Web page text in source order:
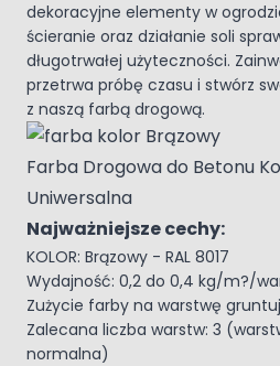
dekoracyjne elementy w
ścieranie oraz działanie soli
długotrwałej użyteczności.
przetrwa próbę czasu i stwórz
z naszą farbą drogową.
Farba Drogowa do Betonu
Uniwersalna
Najważniejsze cechy:
KOLOR: Brązowy - RAL 8017
Wydajność: 0,2 do 0,4 kg/m?/
Zużycie farby na warstwę
Zalecana liczba warstw: 3
normalna)